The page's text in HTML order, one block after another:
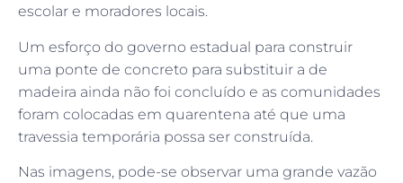
escolar e moradores locais.
Um esforço do governo estadual para construir
uma ponte de concreto para substituir a de
madeira ainda não foi concluído e as comunidades
foram colocadas em quarentena até que uma
travessia temporária possa ser construída.
Nas imagens, pode-se observar uma grande vazão